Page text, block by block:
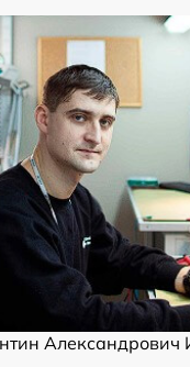
Александрович